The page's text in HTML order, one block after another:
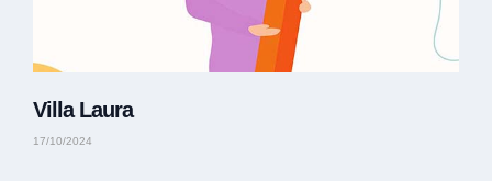
Villa Laura
17/10/2024